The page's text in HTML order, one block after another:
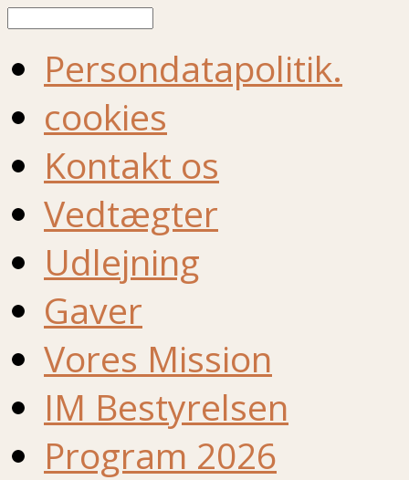
Persondatapolitik.
cookies
Kontakt os
Vedtægter
Udlejning
Gaver
Vores Mission
IM Bestyrelsen
Program 2026